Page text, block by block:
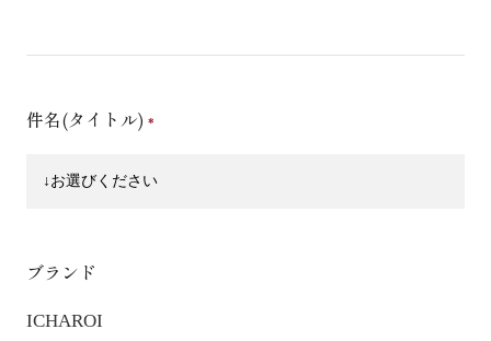
件名(タイトル)
ブランド
ICHAROI